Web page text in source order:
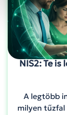
NIS2: Te is
A legtöbb
milyen